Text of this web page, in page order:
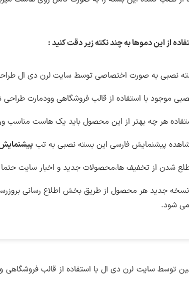
از این دموها به چند نکته زیر دقت کنید :
نصبی به صورت اختصاصی توسط سایت لرن دی ال
موجود با استفاده از قالب فروشگاهی وودمارت
هر چه بهتر از این محصول باید یک هاست مناسب
پیشنمایش فارسی این بسته نصبی به تب
شدن از تخفیف ها،محصولات جدید و اخبار سایت
نسخه جدید هر محصول از طریق بخش اطلاع رسانی
شود.
:
1.1.0
اصلی
نصبی دمو سایت فروشگاهی محصولات الکترونیکی–
حق اشتراک به همه قالب،افزونه ها و دموهای موجود
توسط سایت لرن دی ال با استفاده از قالب